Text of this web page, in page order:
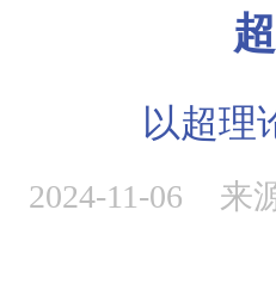
以超理
2024-11-06 来